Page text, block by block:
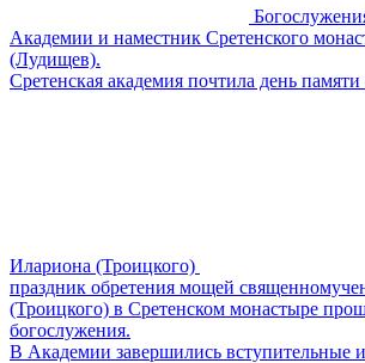
Академии и наместник Сретенского
(Лудищев).
Сретенская академия почтила день
Илариона (Троицкого)
праздник обретения мощей
(Троицкого) в Сретенском монастыре
богослужения.
В Академии завершились вступительные